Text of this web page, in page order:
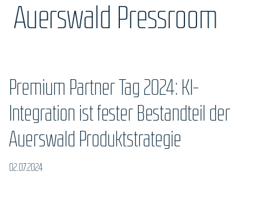
Auerswald Pressroom
Premium Partner Tag 2024: KI-
Integration ist fester Bestandteil der
Auerswald Produktstrategie
02.07.2024